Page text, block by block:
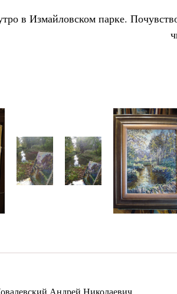
в Измайловском парке.
Андрей Николаевич.